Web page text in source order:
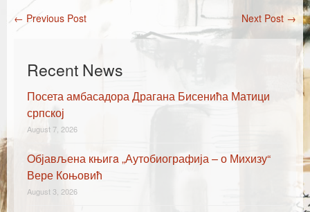
Вести
Post navigation
Next Post →
← Previous Post
Recent News
Посета амбасадора Драгана Бисенића Матици
српској
August 7, 2026
Oбјављена књигa „Аутобиографија – о Михизу“
Вере Коњовић
August 3, 2026